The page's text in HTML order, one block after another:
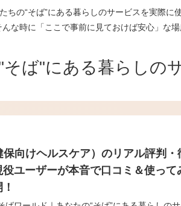
の“そば”にある暮らしのサービスを実際
な時に「ここで事前に見ておけば安心」な場
ば"にある暮らしの
向けヘルスケア）のリアル評判・
役ユーザーが本音で口コミ＆使って